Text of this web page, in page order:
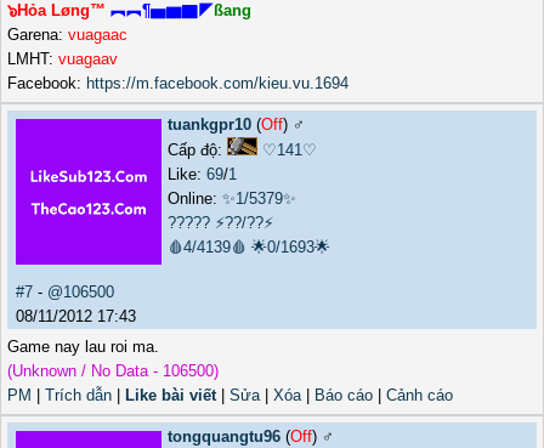
๖Hỏa Løng™ ︻︻¶▅▆▇◤ßang
Garena: vuagaac
LMHT: vuagaav
Facebook: https://m.facebook.com/kieu.vu.1694
tuankgpr10 (Off) ♂️
Cấp độ:
♡141♡
Like: 69/1
Online: ✨1/5379✨
????? ⚡??/??⚡
🩸4/4139🩸 🌟0/1693🌟
#7 - @106500
08/11/2012 17:43
Game nay lau roi ma.
(Unknown / No Data - 106500)
PM
Trích dẫn Like bài viết| Sửa| Xóa| Báo cáo Cảnh cáo
tongquangtu96 (Off) ♂️